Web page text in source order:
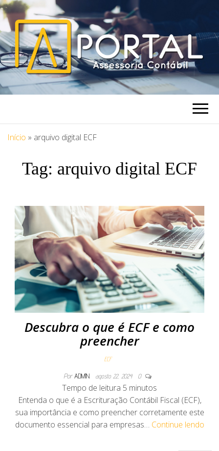
PORTAL
ASSESSORIA
Blog Portal Assessoria
Início » arquivo digital ECF
Tag: arquivo digital ECF
Descubra o que é ECF e como
preencher
ECF
Por ADMIN agosto 22, 2024 0
Tempo de leitura 5 minutos
Entenda o que é a Escrituração Contábil Fiscal (ECF),
sua importância e como preencher corretamente este
documento essencial para empresas… Continue lendo